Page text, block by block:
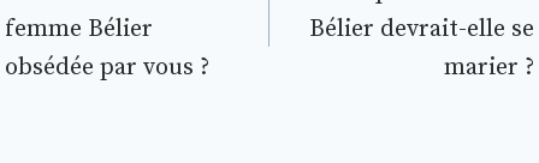
l’article
femme Bélier
obsédée par vous ?
Bélier devrait-elle se
marier ?